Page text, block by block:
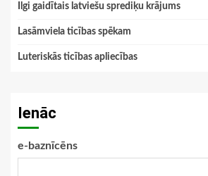
Ilgi gaidītais latviešu sprediķu krājums
Lasāmviela ticības spēkam
Luteriskās ticības apliecības
Ienāc
e-baznīcēns